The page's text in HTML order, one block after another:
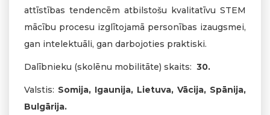
attīstības tendencēm atbilstošu kvalitatīvu STEM
mācību procesu izglītojamā personības izaugsmei,
gan intelektuāli, gan darbojoties praktiski.
Dalībnieku (skolēnu mobilitāte) skaits: 30.
Valstis: Somija, Igaunija, Lietuva, Vācija, Spānija,
Bulgārija.